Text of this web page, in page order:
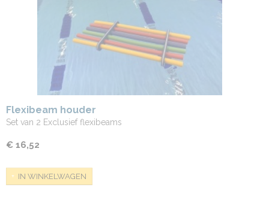
Flexibeam houder
Set van 2 Exclusief flexibeams
€ 16,52
IN WINKELWAGEN